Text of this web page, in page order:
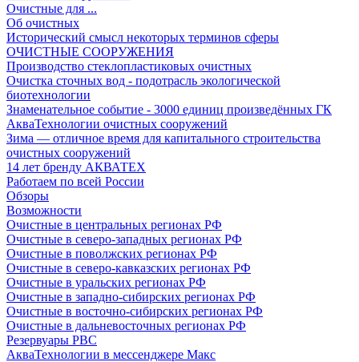
Очистные для ...
Об очистных
Исторический смысл некоторых терминов сферы
ОЧИСТНЫЕ СООРУЖЕНИЯ
Производство стеклопластиковых очистных
Очистка сточных вод - подотрасль экологической
биотехнологии
Знаменательное событие - 3000 единиц произведённых ГК
АкваТехнологии очистных сооружений
Зима — отличное время для капитального строительства
очистных сооружений
14 лет бренду АКВАТЕХ
Работаем по всей России
Обзоры
Возможности
Очистные в центральных регионах РФ
Очистные в северо-западных регионах РФ
Очистные в поволжских регионах РФ
Очистные в северо-кавказских регионах РФ
Очистные в уральских регионах РФ
Очистные в западно-сибирских регионах РФ
Очистные в восточно-сибирских регионах РФ
Очистные в дальневосточных регионах РФ
Резервуары РВС
АкваТехнологии в мессенджере Макс